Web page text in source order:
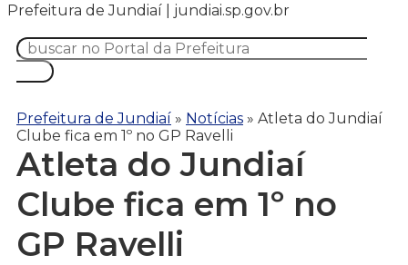
Prefeitura de Jundiaí | jundiai.sp.gov.br
Prefeitura de Jundiaí » Notícias » Atleta do Jundiaí
Clube fica em 1º no GP Ravelli
Atleta do Jundiaí
Clube fica em 1º no
GP Ravelli